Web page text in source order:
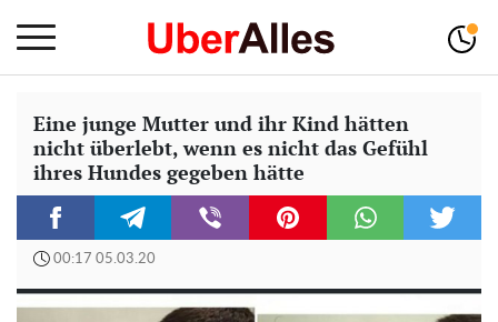
Eine junge Mutter und ihr Kind hätten
nicht überlebt, wenn es nicht das Gefühl
ihres Hundes gegeben hätte
00:17 05.03.20